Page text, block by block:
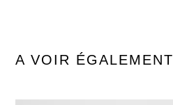
A VOIR ÉGALEMENT